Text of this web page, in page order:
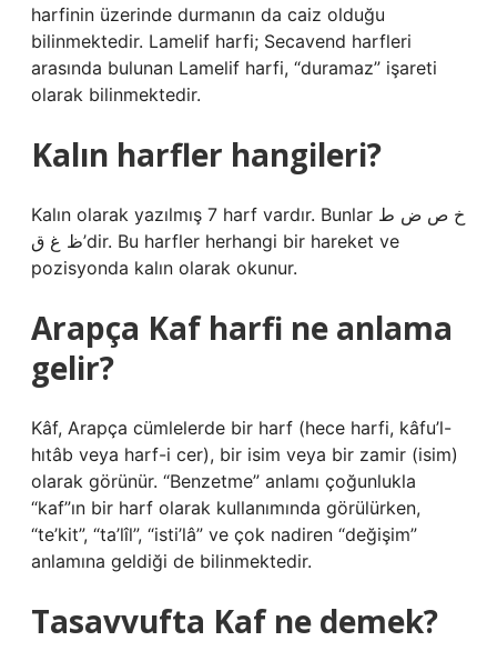
harfinin üzerinde durmanın da caiz olduğu
bilinmektedir. Lamelif harfi; Secavend harfleri
arasında bulunan Lamelif harfi, “duramaz” işareti
olarak bilinmektedir.
Kalın harfler hangileri?
Kalın olarak yazılmış 7 harf vardır. Bunlar خ ص ض ط
ظ غ ق’dir. Bu harfler herhangi bir hareket ve
pozisyonda kalın olarak okunur.
Arapça Kaf harfi ne anlama
gelir?
Kâf, Arapça cümlelerde bir harf (hece harfi, kâfu’l-
hıtâb veya harf-i cer), bir isim veya bir zamir (isim)
olarak görünür. “Benzetme” anlamı çoğunlukla
“kaf”ın bir harf olarak kullanımında görülürken,
“te’kit”, “ta’lîl”, “isti’lâ” ve çok nadiren “değişim”
anlamına geldiği de bilinmektedir.
Tasavvufta Kaf ne demek?